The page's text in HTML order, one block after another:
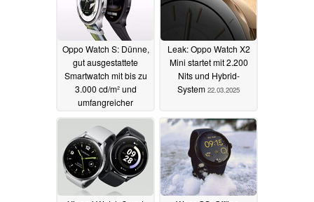
Oppo Watch S: Dünne,
gut ausgestattete
Smartwatch mit bis zu
3.000 cd/m² und
umfangreicher
auf den Markt
05.01.2026
Leak: Oppo Watch X2
Mini startet mit 2.200
Nits und Hybrid-
System 22.03.2025